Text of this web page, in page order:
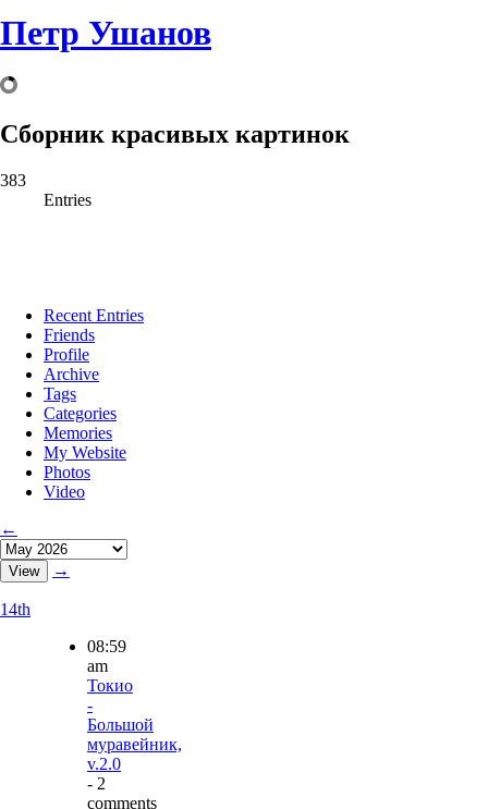
Петр Ушанов
Сборник красивых картинок
383
Entries
Recent Entries
Friends
Profile
Archive
Tags
Categories
Memories
My Website
Photos
Video
←
→
14th
08:59
am
Токио
-
Большой
муравейник,
v.2.0
- 2
comments